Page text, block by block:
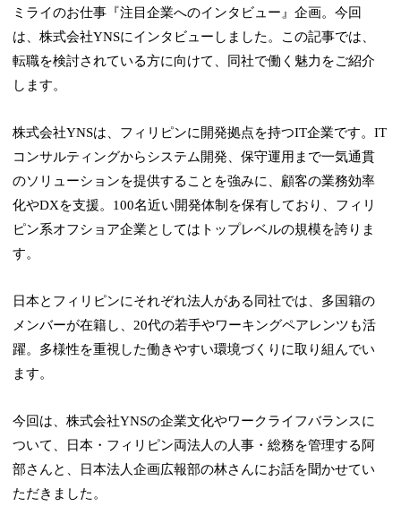
ミライのお仕事『注目企業へのインタビュー』企画。今回
は、株式会社YNSにインタビューしました。この記事では、
転職を検討されている方に向けて、同社で働く魅力をご紹介
します。
株式会社YNSは、フィリピンに開発拠点を持つIT企業です。IT
コンサルティングからシステム開発、保守運用まで一気通貫
のソリューションを提供することを強みに、顧客の業務効率
化やDXを支援。100名近い開発体制を保有しており、フィリ
ピン系オフショア企業としてはトップレベルの規模を誇りま
す。
日本とフィリピンにそれぞれ法人がある同社では、多国籍の
メンバーが在籍し、20代の若手やワーキングペアレンツも活
躍。多様性を重視した働きやすい環境づくりに取り組んでい
ます。
今回は、株式会社YNSの企業文化やワークライフバランスに
ついて、日本・フィリピン両法人の人事・総務を管理する阿
部さんと、日本法人企画広報部の林さんにお話を聞かせてい
ただきました。